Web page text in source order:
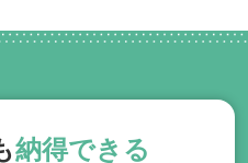
納得できる